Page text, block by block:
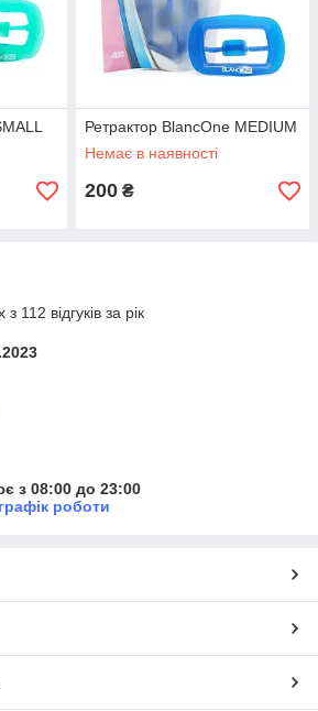
Ретрактор BlancOne MEDIUM
Немає в наявності
200 ₴
112 відгуків за рік
з 08:00 до 23:00
роботи